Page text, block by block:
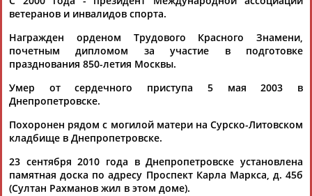
Рамазан
АБДУЛАЕВ
Тагир
АБДУЛАЕВ
Камиль
АБДУЛАЗИЗОВ
АБДУЛБЕКОВ
АБДУЛДАУДОВАБДУЛЖАЛИЛОВАБДУЛКАГИРОВАБДУЛЛАЕВ
ветеранов и инвалидов спорта.
Награжден орденом Трудового Красного Знамени,
почетным дипломом за участие в подготовке
празднования 850-летия Москвы.
Умер от сердечного приступа 5 мая 2003 в
Днепропетровске.
Похоронен рядом с могилой матери на Сурско-Литовском
кладбище в Днепропетровске.
23 сентября 2010 года в Днепропетровске установлена
памятная доска по адресу Проспект Карла Маркса, д. 45б
(Султан Рахманов жил в этом доме).